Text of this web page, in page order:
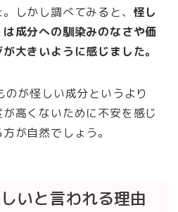
しかし調べてみると、 怪し
成分への馴染みのなさや価
大きいように感じました。
が怪しい成分というより
高くないために不安を感じ
が自然でしょう。
いと言われる理由